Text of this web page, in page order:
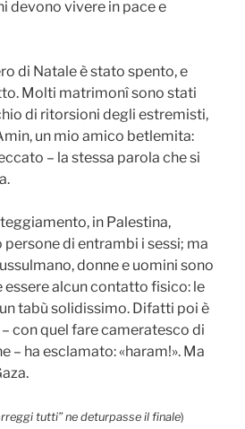
devono vivere in pace e
di Natale è stato spento, e
Molti matrimonî sono stati
di ritorsioni degli estremisti,
un mio amico betlemita:
– la stessa parola che si
in Palestina,
di entrambi i sessi; ma
donne e uomini sono
essere alcun contatto fisico: le
tabù solidissimo. Difatti poi è
con quel fare cameratesco di
– ha esclamato: «haram!». Ma
tutti” ne deturpasse il finale)